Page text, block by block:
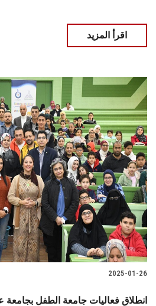
اقرأ المزيد
2025-01-26
انطلاق فعاليات جامعة الطفل